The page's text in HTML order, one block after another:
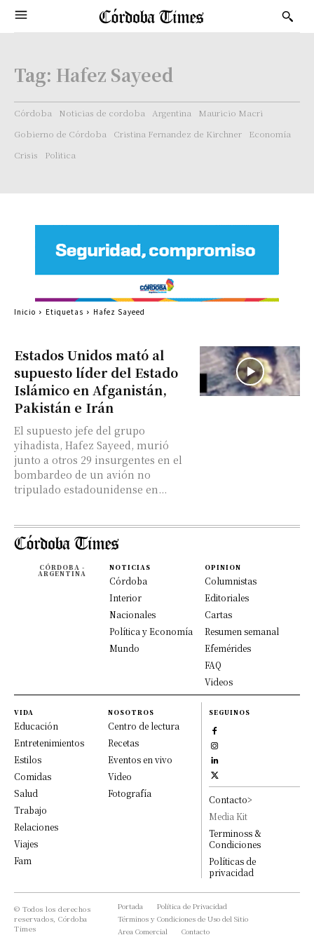
Tag: Hafez Sayeed
Córdoba Noticias de cordoba Argentina
Mauricio Macri
Gobierno de Córdoba
Cristina Fernandez de Kirchner
Economía
Crisis
Politica
Estados Unidos mató al
supuesto líder del Estado
Islámico en Afganistán,
Pakistán e Irán
El supuesto jefe del grupo
yihadista, Hafez Sayeed, murió
junto a otros 29 insurgentes en el
bombardeo de un avión no
tripulado estadounidense en...
Inicio Etiquetas Hafez Sayeed
CÓRDOBA -
ARGENTINA
NOTICIAS
Córdoba
Interior
Nacionales
Política y Economía
Mundo
OPINION
Columnistas
Editoriales
Cartas
Resumen semanal
Efemérides
FAQ
Videos
VIDA
Educación
Entretenimientos
Estilos
Comidas
Salud
Trabajo
Relaciones
Viajes
Fam
NOSOTROS
Centro de lectura
Recetas
Eventos en vivo
Video
Fotografía
SEGUINOS
Contacto>
Media Kit
Terminoss &
Condiciones
Políticas de
privacidad
© Todos los derechos
reservados, Córdoba
Times
Portada
Política de Privacidad
Términos y Condiciones de Uso del Sitio
Area Comercial
Contacto